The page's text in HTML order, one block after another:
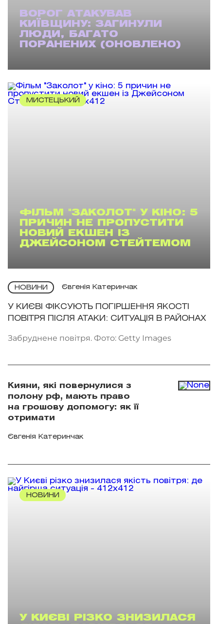
ВОРОГ АТАКУВАВ
КИЇВЩИНУ: ЗАГИНУЛИ
ЛЮДИ, БАГАТО
ПОРАНЕНИХ (ОНОВЛЕНО)
МИСТЕЦЬКИЙ
ФІЛЬМ "ЗАКОЛОТ" У КІНО: 5
ПРИЧИН НЕ ПРОПУСТИТИ
НОВИЙ ЕКШЕН ІЗ
ДЖЕЙСОНОМ СТЕЙТЕМОМ
НОВИНИ Євгенія Катеринчак
У КИЄВІ ФІКСУЮТЬ ПОГІРШЕННЯ ЯКОСТІ
ПОВІТРЯ ПІСЛЯ АТАКИ: СИТУАЦІЯ В РАЙОНАХ
Забруднене повітря. Фото: Getty Images
Кияни, які повернулися з
полону рф, мають право
на грошову допомогу: як її
отримати
Євгенія Катеринчак
НОВИНИ
У КИЄВІ РІЗКО ЗНИЗИЛАСЯ